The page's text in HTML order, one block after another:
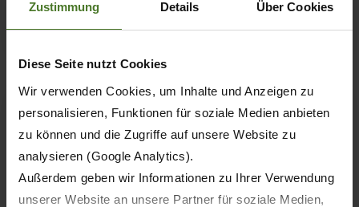
Zustimmung Details Über Cookies
Diese Seite nutzt Cookies
Wir verwenden Cookies, um Inhalte und Anzeigen zu
personalisieren, Funktionen für soziale Medien anbieten
zu können und die Zugriffe auf unsere Website zu
analysieren (Google Analytics).
Außerdem geben wir Informationen zu Ihrer Verwendung
unserer Website an unsere Partner für soziale Medien,
EN SAVOIR PLUS